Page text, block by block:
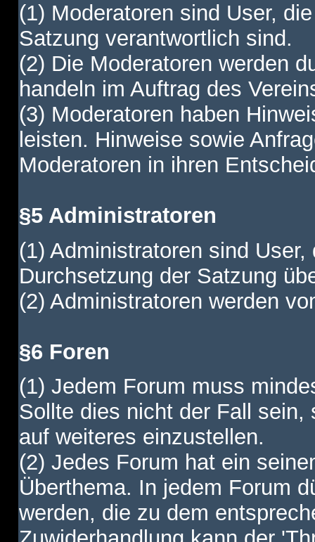
(1) Moderatoren sind User,
Satzung verantwortlich sind.
(2) Die Moderatoren werden
handeln im Auftrag des
(3) Moderatoren haben
leisten. Hinweise sowie
Moderatoren in ihren
§5 Administratoren
(1) Administratoren sind
Durchsetzung der Satzung
(2) Administratoren werden
§6 Foren
(1) Jedem Forum muss
Sollte dies nicht der Fall
auf weiteres einzustellen.
(2) Jedes Forum hat ein
Überthema. In jedem Forum
werden, die zu dem